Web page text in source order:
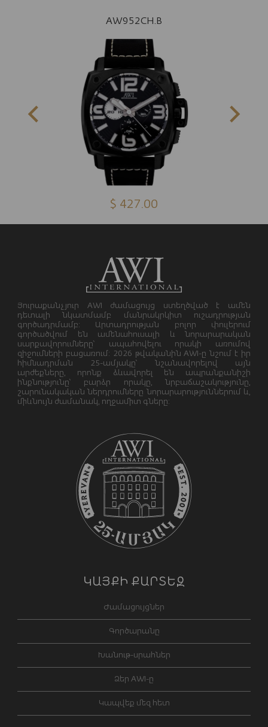
AW952CH.B
$ 427.00
Յուրաքանչյուր AWI ժամացույց ստեղծված է ամեն
դետալի նկատմամբ մանրակրկիտ ուշադրության
գործադրմամբ: Արտադրության բոլոր փուլերում
գործածվում են ամենահուսալի և նորարարական
սարքավորումները՝ ապահովելու որակի առումով
զիջումների բացառում: 2026 թվականին AWI-ը նշում է իր
հիմնադրման 25-ամյակը՝ նշանավորելով այն
արժեքները, որոնք ձևավորել են ապրանքանիշի
ինքնությունը՝ բարձր որակը, նրբաճաշակությունը,
շարունակական ներդրումները նորարարություններում և,
միևնույն ժամանակ, ողջամիտ գները:
ԿԱՅՔԻ ՔԱՐՏԵԶ
Ժամացույցներ
Գործարանը
Խանութ-սրահներ
Ձեր AWI-ը
Կապվեք մեզ հետ